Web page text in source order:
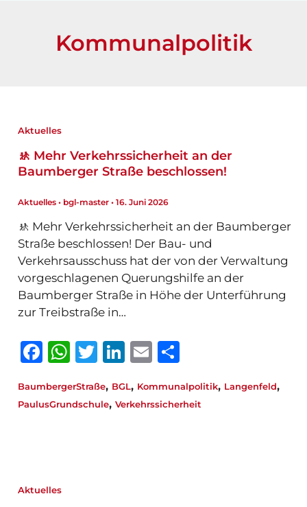
Kommunalpolitik
Aktuelles
🚸 Mehr Verkehrssicherheit an der
Baumberger Straße beschlossen!
Aktuelles• bgl-master • 16. Juni 2026
🚸 Mehr Verkehrssicherheit an der Baumberger
Straße beschlossen! Der Bau- und
Verkehrsausschuss hat der von der Verwaltung
vorgeschlagenen Querungshilfe an der
Baumberger Straße in Höhe der Unterführung
zur Treibstraße in…
F
c
o
W
at
T
it
te
Li
k
E
ai
T
le
BaumbergerStraße, BGL, Kommunalpolitik, Langenfeld,
PaulusGrundschule, Verkehrssicherheit
Aktuelles